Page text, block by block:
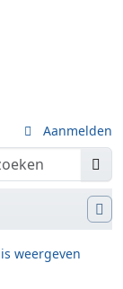
Aanmelden
weergeven